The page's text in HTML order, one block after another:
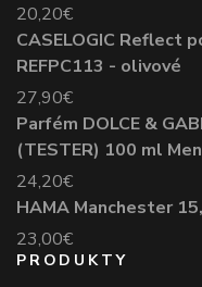
20,20€
CASELOGIC Reflect
REFPC113 - olivové
27,90€
Parfém DOLCE &
(TESTER) 100 ml
24,20€
HAMA Manchester
23,00€
PRODUKTY